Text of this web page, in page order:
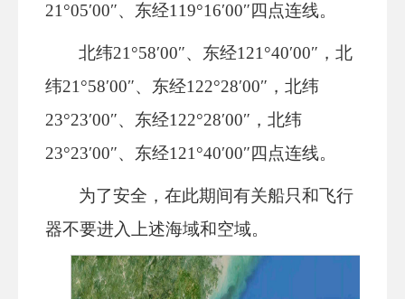
21°05′00″、东经119°16′00″四点连线。
北纬21°58′00″、东经121°40′00″，北
纬21°58′00″、东经122°28′00″，北纬
23°23′00″、东经122°28′00″，北纬
23°23′00″、东经121°40′00″四点连线。
为了安全，在此期间有关船只和飞行
器不要进入上述海域和空域。